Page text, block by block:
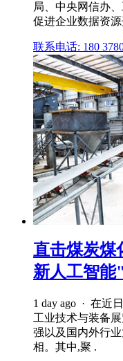
局、中央网信办
促进企业数据资源
联系电话: 180
直击煤炭煤
新人工智
1 day ago · 在近
工业技术与装备
强以及国内外行
相。其中,聚 .